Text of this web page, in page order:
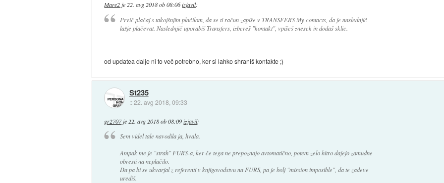
Mare2je22. avg 2018 ob 08:06 izjavil:
Prvič plačaj s takojšnjim plačilom, da se ti račun zapiše v TRANSFERS My contacts, da je naslednjič
lažje plačevat. Naslednjič uporabiš Transfers, izbereš "kontakt", vpišeš znesek in dodaš sklic.
od updatea dalje ni to več potrebno, ker si lahko shraniš kontakte ;)
St235
::22. avg 2018, 09:33
gr2707je 22. avg 2018 ob 08:09 izjavil:
Sem videl tale navodila ja, hvala.
Ampak me je "strah" FURS-a, ker če tega ne prepoznajo avtomatično, potem zelo hitro dajejo zamudne
obresti na neplačilo.
Da pa bi se ukvarjal z referenti v knjigovodstvu na FURS, pa je bolj "mission imposible", da te zadeve
urediš.